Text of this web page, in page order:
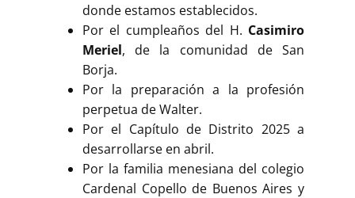
donde estamos establecidos.
Por el cumpleaños del H. Casimiro
Meriel, de la comunidad de San
Borja.
Por la preparación a la profesión
perpetua de Walter.
Por el Capítulo de Distrito 2025 a
desarrollarse en abril.
Por la familia menesiana del colegio
Cardenal Copello de Buenos Aires y